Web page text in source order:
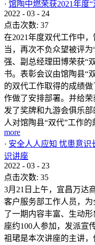
· 馆陶中燃荣获2021年度
2022 - 03 - 24
点击次数: 37
在2021年度双代工作中
当，再次不负众望被评
强、副总经理田博荣获“
书。表彰会议由馆陶县“
的双代工作取得的成绩
作做了安排部署。并给
发了奖牌和九游会俱乐
人对馆陶县“双代”工作的
more
· 安全人人应知 忧患意
识讲座
2022 - 03 - 23
点击次数: 35
3月21日上午，宜昌万达
客户服务部工作人员，
了一期内容丰富、生动
座约100人参加，发派宣
祖珺是本次讲座的主讲